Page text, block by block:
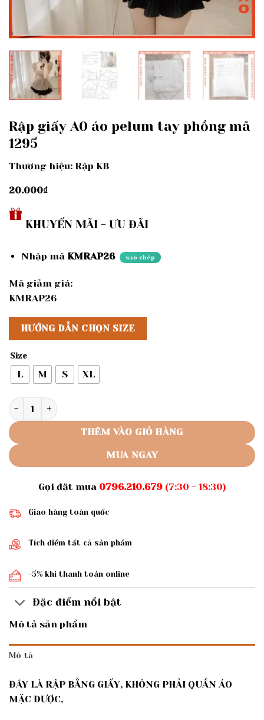
Rập giấy A0 áo pelum tay phồng mã
1295
Thương hiệu: Rập KB
20.000₫
KHUYẾN MÃI - ƯU ĐÃI
Nhập mã KMRAP26 sao chép
Mã giảm giá:
KMRAP26
HƯỚNG DẪN CHỌN SIZE
Size
L M S XL
Rập giấy A0 áo pelum tay phồng mã 1295 số lượng
THÊM VÀO GIỎ HÀNG
MUA NGAY
Gọi đặt mua 0796.210.679(7:30 - 18:30)
Giao hàng toàn quốc
Tích điểm tất cả sản phẩm
-5% khi thanh toán online
Đặc điểm nổi bật
Mô tả sản phẩm
Mô tả
ĐÂY LÀ RẬP BẰNG GIẤY, KHÔNG PHẢI QUẦN ÁO
MẶC ĐƯỢC,